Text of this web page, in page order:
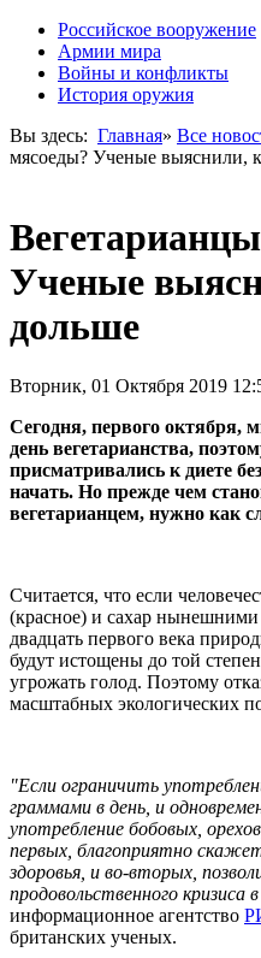
Российское вооружение
Армии мира
Войны и конфликты
История оружия
Вы здесь: Главная» Все
мясоеды? Ученые выяснили,
Ученые
дольше
Вторник, 01 Октября 2019
Сегодня, первого октября,
день вегетарианства,
присматривались к диете
начать. Но прежде чем
вегетарианцем, нужно как
Считается, что если
(красное) и сахар
двадцать первого века
будут истощены до той
угрожать голод. Поэтому
масштабных экологических
"Если ограничить
граммами в день, и
употребление бобовых,
первых, благоприятно
здоровья, и во-вторых,
продовольственного кризиса
информационное агентство
британских ученых.